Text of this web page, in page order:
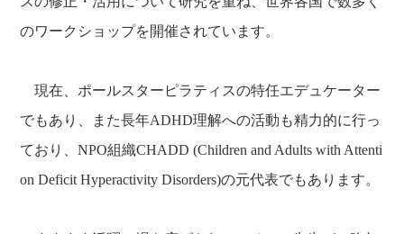
のワークショップを開催されています。
現在、ポールスターピラティスの特任エデュケーター
でもあり、また長年ADHD理解への活動も精力的に行っ
ており、NPO組織CHADD (Children and Adults with Attenti
on Deficit Hyperactivity Disorders)の元代表でもあります。